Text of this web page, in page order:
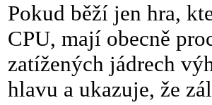
Pokud běží jen hra,
CPU, mají obecně
zatížených jádrech
hlavu a ukazuje, že